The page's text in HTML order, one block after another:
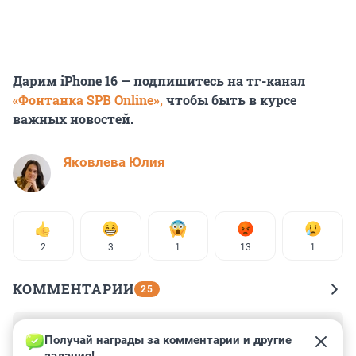
Дарим iPhone 16 — подпишитесь на тг-канал
«Фонтанка SPB Online»,чтобы быть в курсе
важных новостей.
Яковлева Юлия
2 3 1 13 1
КОММЕНТАРИИ 25
27 декабря 2024, 00:00
Получай награды за комментарии и другие